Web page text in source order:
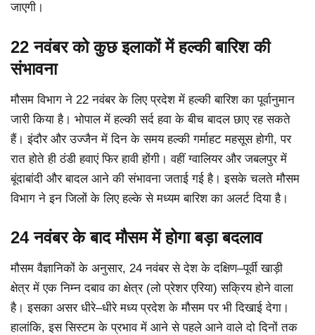
जाएगी।
22 नवंबर को कुछ इलाकों में हल्की बारिश की
संभावना
मौसम विभाग ने 22 नवंबर के लिए प्रदेश में हल्की बारिश का पूर्वानुमान
जारी किया है। भोपाल में हल्की सर्द हवा के बीच बादल छाए रह सकते
हैं। इंदौर और उज्जैन में दिन के समय हल्की गर्माहट महसूस होगी, पर
रात होते ही ठंडी हवाएं फिर हावी होंगी। वहीं ग्वालियर और जबलपुर में
बूंदाबांदी और बादल आने की संभावना जताई गई है। इसके चलते मौसम
विभाग ने इन जिलों के लिए हल्के से मध्यम बारिश का अलर्ट दिया है।
24 नवंबर के बाद मौसम में होगा बड़ा बदलाव
मौसम वैज्ञानिकों के अनुसार, 24 नवंबर से देश के दक्षिण–पूर्वी खाड़ी
क्षेत्र में एक निम्न दबाव का क्षेत्र (लो प्रेशर एरिया) सक्रिय होने वाला
है। इसका असर धीरे–धीरे मध्य प्रदेश के मौसम पर भी दिखाई देगा।
हालांकि, इस सिस्टम के प्रभाव में आने से पहले आने वाले दो दिनों तक